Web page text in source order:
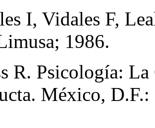
I, Vidales F,
1986.
R. Psicología:
México,